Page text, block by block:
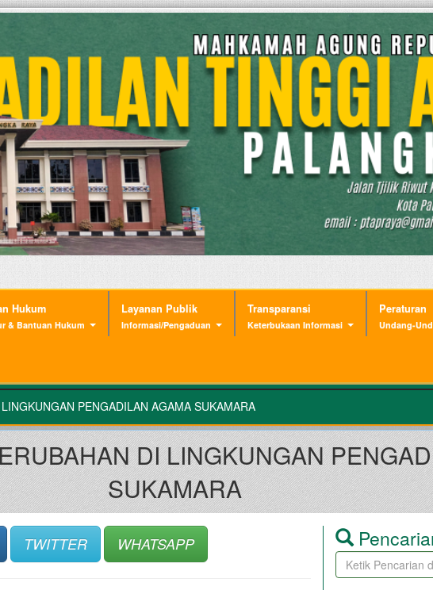
Hukum
& Bantuan Hukum
Layanan Publik
Informasi/Pengaduan
Transparansi
Keterbukaan Informasi
Peraturan
Undang-
PENGADILAN AGAMA SUKAMARA
DI LINGKUNGAN
SUKAMARA
TWITTER WHATSAPP